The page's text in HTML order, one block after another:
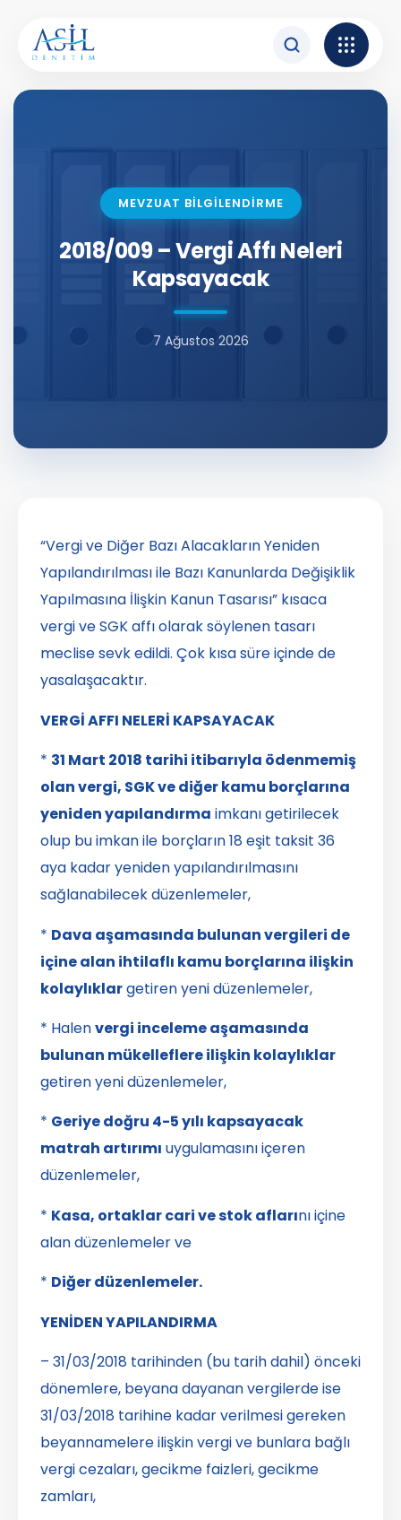
MEVZUAT BİLGİLENDİRME
2018/009 – Vergi Affı Neleri
Kapsayacak
7 Ağustos 2026
“Vergi ve Diğer Bazı Alacakların Yeniden
Yapılandırılması ile Bazı Kanunlarda Değişiklik
Yapılmasına İlişkin Kanun Tasarısı” kısaca
vergi ve SGK affı olarak söylenen tasarı
meclise sevk edildi. Çok kısa süre içinde de
yasalaşacaktır.
VERGİ AFFI NELERİ KAPSAYACAK
* 31 Mart 2018 tarihi itibarıyla ödenmemiş
olan vergi, SGK ve diğer kamu borçlarına
yeniden yapılandırma imkanı getirilecek
olup bu imkan ile borçların 18 eşit taksit 36
aya kadar yeniden yapılandırılmasını
sağlanabilecek düzenlemeler,
* Dava aşamasında bulunan vergileri de
içine alan ihtilaflı kamu borçlarına ilişkin
kolaylıklargetiren yeni düzenlemeler,
* Halenvergi inceleme aşamasında
bulunan mükelleflere ilişkin kolaylıklar
getiren yeni düzenlemeler,
* Geriye doğru 4-5 yılı kapsayacak
matrah artırımı uygulamasını içeren
düzenlemeler,
* Kasa, ortaklar cari ve stok aflarını içine
alan düzenlemeler ve
* Diğer düzenlemeler.
YENİDEN YAPILANDIRMA
– 31/03/2018 tarihinden (bu tarih dahil) önceki
dönemlere, beyana dayanan vergilerde ise
31/03/2018 tarihine kadar verilmesi gereken
beyannamelere ilişkin vergi ve bunlara bağlı
vergi cezaları, gecikme faizleri, gecikme
zamları,